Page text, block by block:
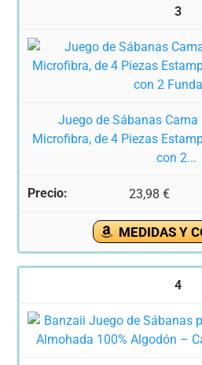
3
Juego de Sábanas
Microfibra, de 4 Piezas
con 2...
23,98 €
MEDIDAS Y
4